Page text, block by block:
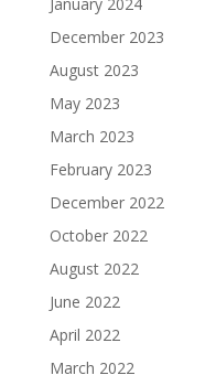
January 2024
December 2023
August 2023
May 2023
March 2023
February 2023
December 2022
October 2022
August 2022
June 2022
April 2022
March 2022